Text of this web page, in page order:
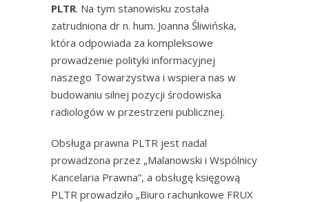
PLTR. Na tym stanowisku została
zatrudniona dr n. hum. Joanna Śliwińska,
która odpowiada za kompleksowe
prowadzenie polityki informacyjnej
naszego Towarzystwa i wspiera nas w
budowaniu silnej pozycji środowiska
radiologów w przestrzeni publicznej.
Obsługa prawna PLTR jest nadal
prowadzona przez „Malanowski i Wspólnicy
Kancelaria Prawna”, a obsługę księgową
PLTR prowadziło „Biuro rachunkowe FRUX